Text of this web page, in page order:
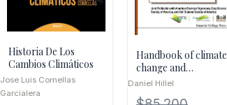
Historia De Los
Cambios Climáticos
Jose Luis Comellas
Garcialera
Handbook of climate
change and
agroecosystems, II
Daniel Hillel